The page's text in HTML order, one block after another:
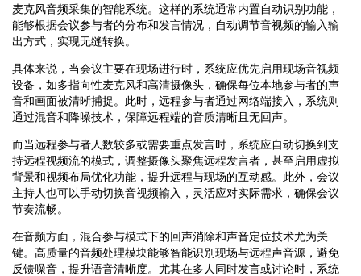
麦克风音频采集的智能系统。这样的系统通常内置自动识别功能，
能够根据会议参与者的分布和发言情况，自动调节音视频的输入输
出方式，实现无缝转换。
具体来说，当会议主要在现场进行时，系统应优先启用现场音视频
设备，如多指向性麦克风和高清摄像头，确保每位本地参与者的声
音和画面被清晰捕捉。此时，远程参与者通过网络端接入，系统则
通过混音和降噪技术，保障远程端的音质清晰且无回声。
而当远程参与者人数较多或需要重点发言时，系统应自动切换到支
持远程视频流的模式，调整摄像头聚焦远程发言者，甚至启用虚拟
背景和视频布局优化功能，提升远程与现场的互动感。此外，会议
主持人也可以手动切换音视频输入，灵活应对实际需求，确保会议
节奏流畅。
在音频方面，混合参与模式下的回声消除和声音定位技术尤为关
键。高质量的音频处理模块能够智能识别现场与远程声音源，避免
反馈噪音，提升语音清晰度。尤其在多人同时发言或讨论时，系统